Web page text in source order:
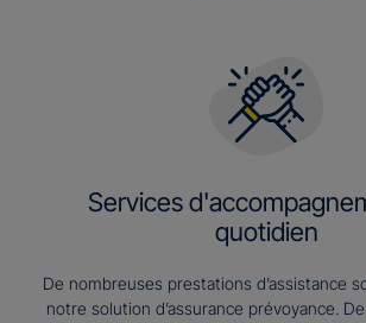
Services
quotidien
De nombreuses prestations d’assistance
notre solution d’assurance prévoyance.